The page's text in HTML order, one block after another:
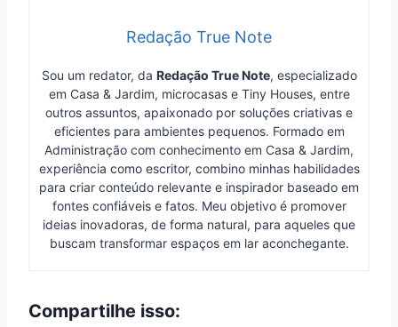
Redação True Note
Sou um redator, da Redação True Note, especializado
em Casa & Jardim, microcasas e Tiny Houses, entre
outros assuntos, apaixonado por soluções criativas e
eficientes para ambientes pequenos. Formado em
Administração com conhecimento em Casa & Jardim,
experiência como escritor, combino minhas habilidades
para criar conteúdo relevante e inspirador baseado em
fontes confiáveis e fatos. Meu objetivo é promover
ideias inovadoras, de forma natural, para aqueles que
buscam transformar espaços em lar aconchegante.
Compartilhe isso: